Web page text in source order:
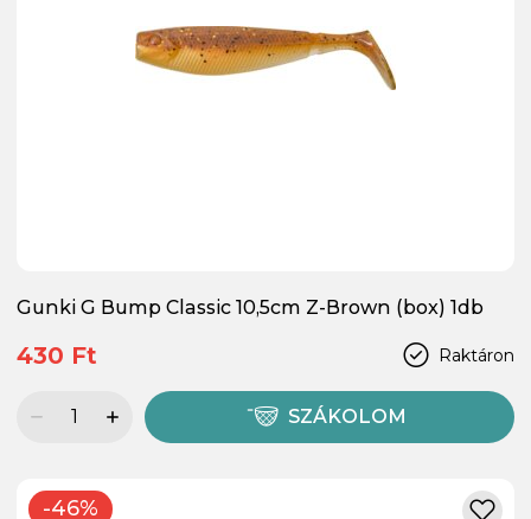
Gunki G Bump Classic 10,5cm Z-Brown (box) 1db
Raktáron
430 Ft
SZÁKOLOM
-46%